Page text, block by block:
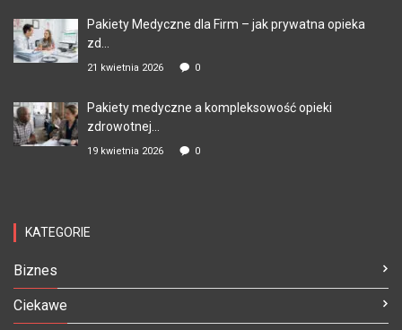
Pakiety Medyczne dla Firm – jak prywatna opieka
zd...
21 kwietnia 2026 0
Pakiety medyczne a kompleksowość opieki
zdrowotnej...
19 kwietnia 2026 0
KATEGORIE
Biznes
Ciekawe